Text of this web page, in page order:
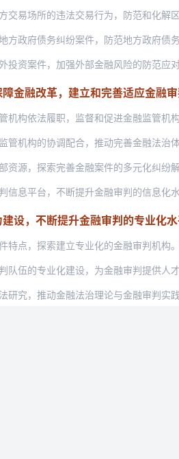
易场所的违法交易行为，防范和化解区域性金融
政府债务纠纷案件，防范地方政府债务风险。依
资案件，加强外部金融风险的防范应对。加强对
金融改革，建立和完善适应金融
构依法履职，监督和促进金融监管机构依法行政
机构的协调配合，推动完善金融法治体系。探索
源，探索完善金融案件的多元化纠纷解决机制。
息平台，不断提升金融审判的信息化水平。结合
设，不断提升金融审判的专业化
点，探索建立专业化的金融审判机构。根据金融
伍的专业化建设，为金融审判提供人才保障。充
究，推动金融法治理论与金融审判实践的深度融